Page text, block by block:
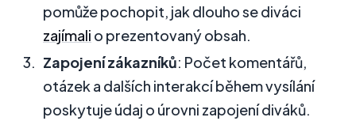
pomůže pochopit, jak dlouho se diváci
zajímali o prezentovaný obsah.
Zapojení zákazníků: Počet komentářů,
otázek a dalších interakcí během vysílání
poskytuje údaj o úrovni zapojení diváků.